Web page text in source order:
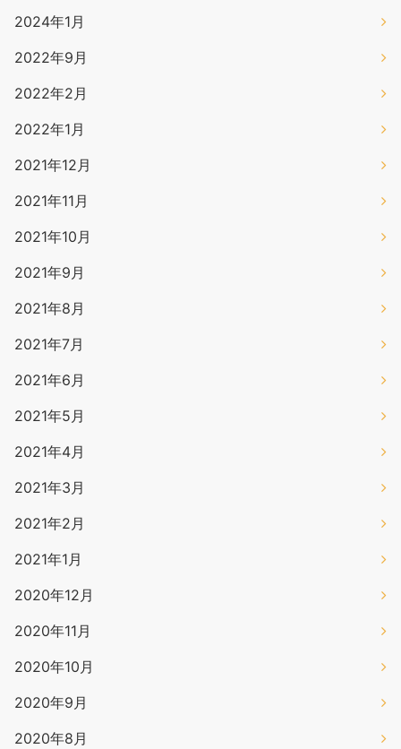
2024年1月
2022年9月
2022年2月
2022年1月
2021年12月
2021年11月
2021年10月
2021年9月
2021年8月
2021年7月
2021年6月
2021年5月
2021年4月
2021年3月
2021年2月
2021年1月
2020年12月
2020年11月
2020年10月
2020年9月
2020年8月